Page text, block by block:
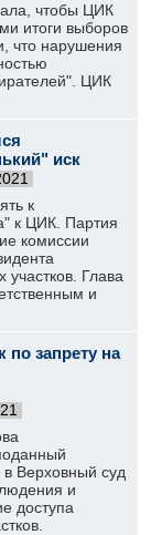
чтобы ЦИК
итоги выборов
что нарушения
ЦИК
иск
к
к ЦИК. Партия
комиссии
Глава
и
запрету на
Верховный суд
и
доступа